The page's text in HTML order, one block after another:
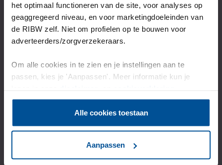
het optimaal functioneren van de site, voor analyses op
geaggregeerd niveau, en voor marketingdoeleinden van
de RIBW zelf. Niet om profielen op te bouwen voor
adverteerders/zorgverzekeraars.
Om alle cookies in te zien en je instellingen aan te
passen, kies je 'Aanpassen'. Meer informatie kun je
Alle cookies toestaan
Aanpassen
Kijk dan op de aanmeldpagina welke stappen je kan
zetten.
Of neem contact met ons op als je vragen hebt.
Bijvoorbeeld over onze begeleiding naar herstel.
Of neem contact met ons op